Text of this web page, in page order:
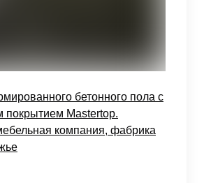
бетонного пола с
Mastertop.
компания, фабрика